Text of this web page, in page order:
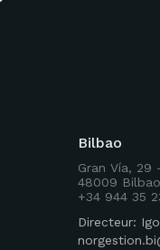
Bilbao
Gran Vía, 29
48009 Bilbao
+34 944 35
Directeur: